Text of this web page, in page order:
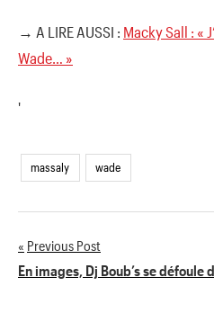
→ A LIRE AUSSI : Macky Sall : «
Wade… »
'
massaly wade
Navigation
Previous Post
En images, Dj Boub’s se défoule